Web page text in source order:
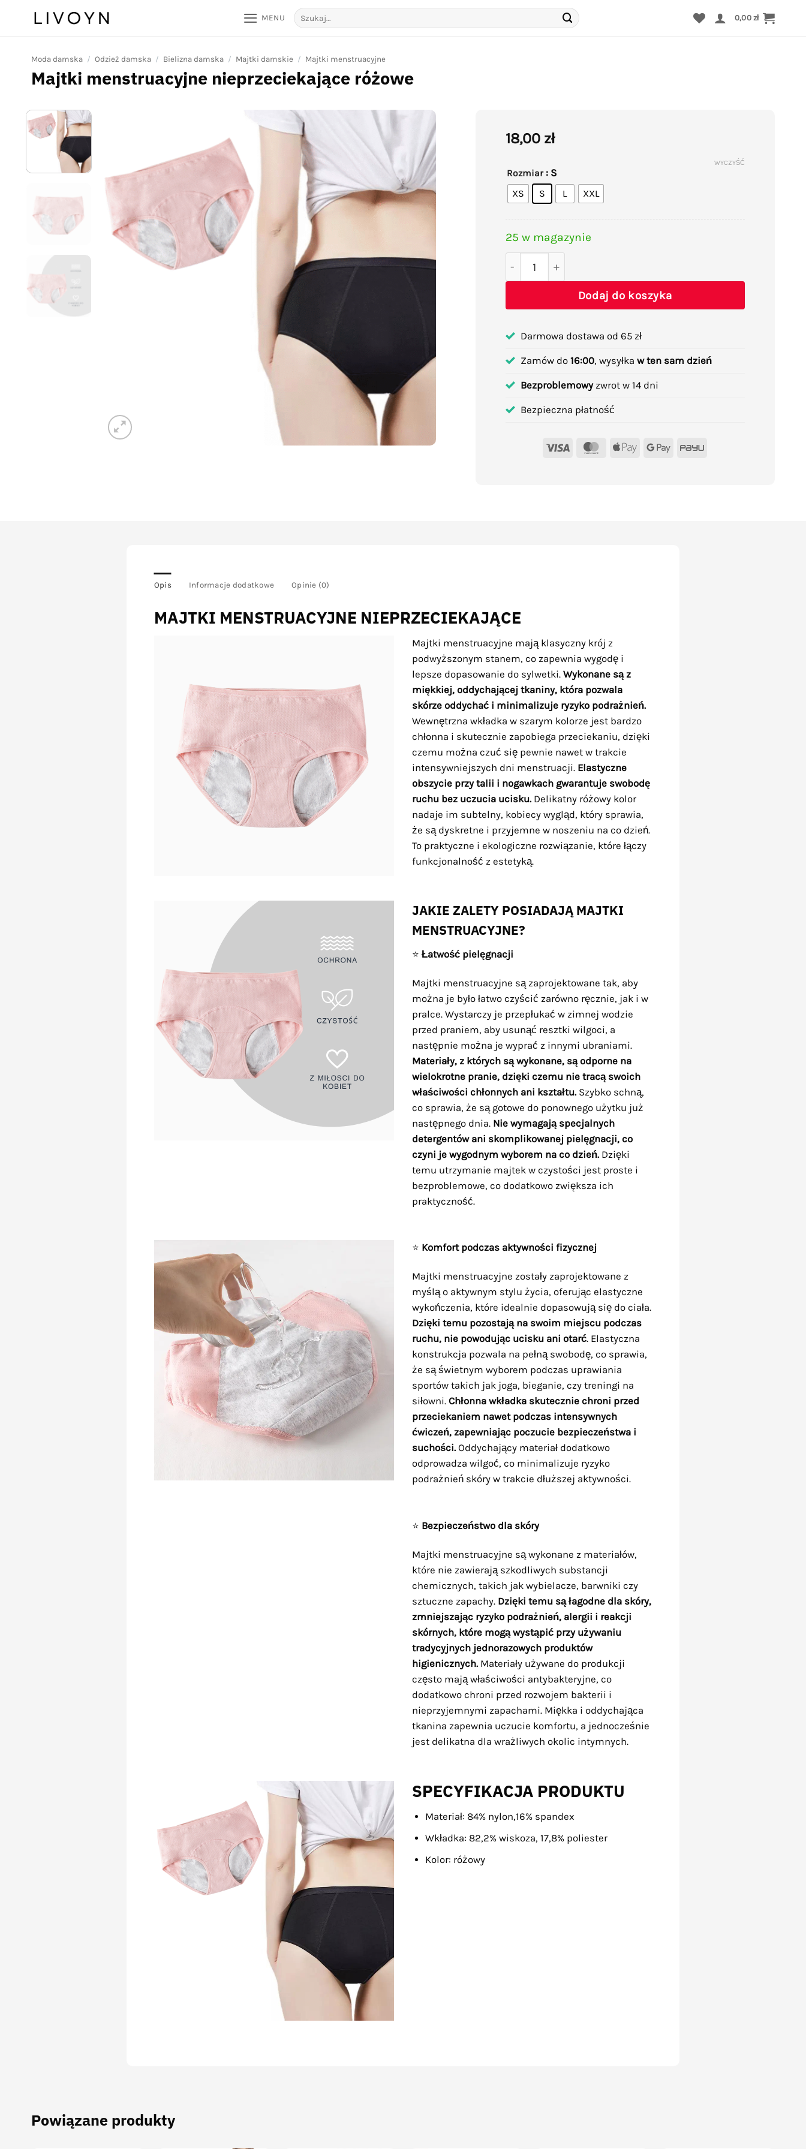
MENU
Szukaj:
0,00zł
Moda damska / Odzież damska / Bielizna damska / Majtki damskie / Majtki menstruacyjne
Majtki menstruacyjne nieprzeciekające różowe
Add to
wishlist
18,00 zł
Rozmiar : S
XS S L XXL
WYCZYŚĆ
25 w magazynie
Dodaj do koszyka
Darmowa dostawa od 65 zł
Zamów do 16:00, wysyłka w ten sam dzień
Bezproblemowyzwrot w 14 dni
Bezpieczna płatność
Visa MasterCard
Apple
Google PayU
Opis Informacje dodatkowe Opinie (0)
MAJTKI MENSTRUACYJNE NIEPRZECIEKAJĄCE
Majtki menstruacyjne mają klasyczny krój z
podwyższonym stanem, co zapewnia wygodę i
lepsze dopasowanie do sylwetki. Wykonane są z
miękkiej, oddychającej tkaniny, która pozwala
skórze oddychać i minimalizuje ryzyko podrażnień.
Wewnętrzna wkładka w szarym kolorze jest bardzo
chłonna i skutecznie zapobiega przeciekaniu, dzięki
czemu można czuć się pewnie nawet w trakcie
intensywniejszych dni menstruacji. Elastyczne
obszycie przy talii i nogawkach gwarantuje swobodę
ruchu bez uczucia ucisku. Delikatny różowy kolor
nadaje im subtelny, kobiecy wygląd, który sprawia,
że są dyskretne i przyjemne w noszeniu na co dzień.
To praktyczne i ekologiczne rozwiązanie, które łączy
funkcjonalność z estetyką.
JAKIE ZALETY POSIADAJĄ MAJTKI
MENSTRUACYJNE?
⭐ Łatwość pielęgnacji
Majtki menstruacyjne są zaprojektowane tak, aby
można je było łatwo czyścić zarówno ręcznie, jak i w
pralce. Wystarczy je przepłukać w zimnej wodzie
przed praniem, aby usunąć resztki wilgoci, a
następnie można je wyprać z innymi ubraniami.
Materiały, z których są wykonane, są odporne na
wielokrotne pranie, dzięki czemu nie tracą swoich
właściwości chłonnych ani kształtu. Szybko schną,
co sprawia, że są gotowe do ponownego użytku już
następnego dnia. Nie wymagają specjalnych
detergentów ani skomplikowanej pielęgnacji, co
czyni je wygodnym wyborem na co dzień. Dzięki
temu utrzymanie majtek w czystości jest proste i
bezproblemowe, co dodatkowo zwiększa ich
praktyczność.
⭐ Komfort podczas aktywności fizycznej
Majtki menstruacyjne zostały zaprojektowane z
myślą o aktywnym stylu życia, oferując elastyczne
wykończenia, które idealnie dopasowują się do ciała.
Dzięki temu pozostają na swoim miejscu podczas
ruchu, nie powodując ucisku ani otarć. Elastyczna
konstrukcja pozwala na pełną swobodę, co sprawia,
że są świetnym wyborem podczas uprawiania
sportów takich jak joga, bieganie, czy treningi na
siłowni. Chłonna wkładka skutecznie chroni przed
przeciekaniem nawet podczas intensywnych
ćwiczeń, zapewniając poczucie bezpieczeństwa i
suchości. Oddychający materiał dodatkowo
odprowadza wilgoć, co minimalizuje ryzyko
podrażnień skóry w trakcie dłuższej aktywności.
⭐ Bezpieczeństwo dla skóry
Majtki menstruacyjne są wykonane z materiałów,
które nie zawierają szkodliwych substancji
chemicznych, takich jak wybielacze, barwniki czy
sztuczne zapachy. Dzięki temu są łagodne dla skóry,
zmniejszając ryzyko podrażnień, alergii i reakcji
skórnych, które mogą wystąpić przy używaniu
tradycyjnych jednorazowych produktów
higienicznych. Materiały używane do produkcji
często mają właściwości antybakteryjne, co
dodatkowo chroni przed rozwojem bakterii i
nieprzyjemnymi zapachami. Miękka i oddychająca
tkanina zapewnia uczucie komfortu, a jednocześnie
jest delikatna dla wrażliwych okolic intymnych.
SPECYFIKACJA PRODUKTU
Materiał: 84% nylon,16% spandex
Wkładka: 82,2% wiskoza, 17,8% poliester
Kolor: różowy
Powiązane produkty